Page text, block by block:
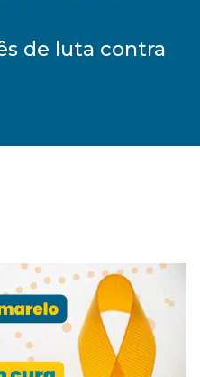
de luta contra